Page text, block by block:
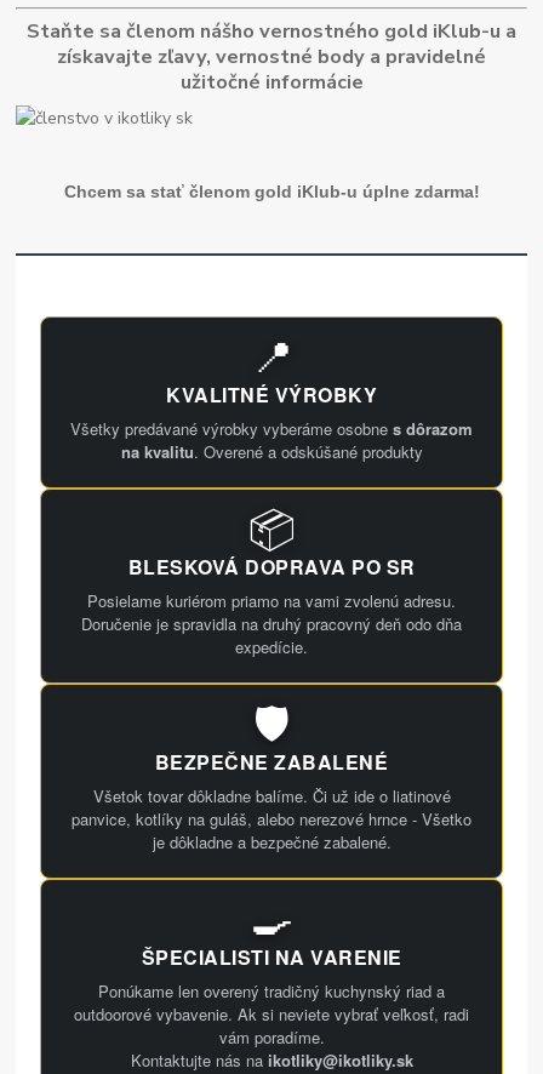
Staňte sa členom nášho vernostného gold iKlub-u a
získavajte zľavy, vernostné body a pravidelné
užitočné informácie
Chcem sa stať členom gold iKlub-u úplne zdarma!
📍
KVALITNÉ VÝROBKY
Všetky predávané výrobky vyberáme osobne s dôrazom
na kvalitu. Overené a odskúšané produkty
📦
BLESKOVÁ DOPRAVA PO SR
Posielame kuriérom priamo na vami zvolenú adresu.
Doručenie je spravidla na druhý pracovný deň odo dňa
expedície.
🛡️
BEZPEČNE ZABALENÉ
Všetok tovar dôkladne balíme. Či už ide o liatinové
panvice, kotlíky na guláš, alebo nerezové hrnce - Všetko
je dôkladne a bezpečné zabalené.
🍳
ŠPECIALISTI NA VARENIE
Ponúkame len overený tradičný kuchynský riad a
outdoorové vybavenie. Ak si neviete vybrať veľkosť, radi
vám poradíme.
Kontaktujte nás na ikotliky@ikotliky.sk